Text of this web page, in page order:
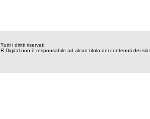
Tutti i diritti riservati
R Digital non è responsabile ad alcun titolo dei contenuti dei siti